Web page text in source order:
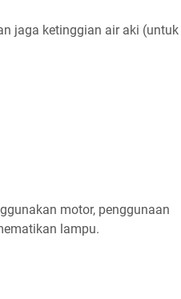
jaga ketinggian air aki (untuk
motor, penggunaan
lampu.